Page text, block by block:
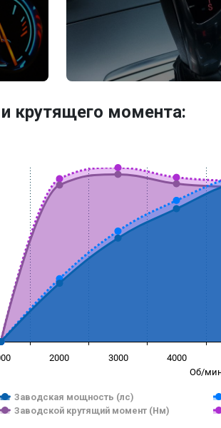
крутящего момента:
Об/
Заводская мощность (лс)
Заводской крутящий момент (Нм)
2000 3000 4000